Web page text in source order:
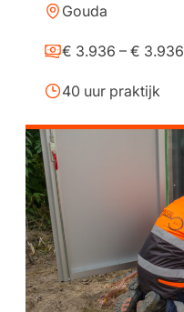
Gouda
€ 3.936 – € 3.936
40 uur praktijk